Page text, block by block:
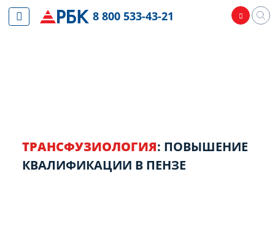
ТРАНСФУЗИОЛОГИЯ: ПОВЫШЕНИЕ
КВАЛИФИКАЦИИ В ПЕНЗЕ
8 800 533-43-21